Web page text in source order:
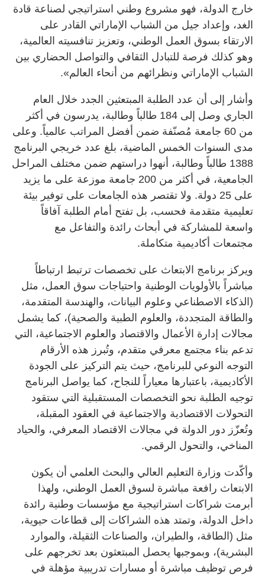
خارج الدولة، فهو مشروع وطني استراتيجي لصناعة قادة
الغد، وإعداد جيل من الشباب الإماراتي القادر على
الارتقاء بسوق العمل الوطني، وتعزيز تنافسيته العالمية،
وهو كذلك فرصة للتبادل الثقافي والتواصل الحضاري بين
الشباب الإماراتي ونظرائهم من أنحاء العالم».
وأشار إلى أن عدد الطلبة المبتعثين الجدد خلال العام
الجاري وصل إلى 184 طالباً وطالبة، يدرسون في أكثر
من 60 جامعة مُصنّفة ضمن أفضل المراتب عالمياً. وعلى
مدى السنوات الخمس الماضية، بلغ عدد خريجي البرنامج
1388 طالباً وطالبة، أنهوا دراستهم ضمن مختلف المراحل
الجامعية، في أكثر من 200 جامعة موزعة على ما يزيد
على 25 دولة. ولا تقتصر هذه الجامعات على توفير بيئة
تعليمية متقدمة فحسب، بل تفتح أمام الطلبة آفاقاً
واسعة للمشاركة في أبحاث رائدة والتفاعل مع
مجتمعات أكاديمية متكاملة.
ويركز برنامج الابتعاث على تخصصات ترتبط ارتباطاً
مباشراً بالأولويات الوطنية واحتياجات سوق العمل، مثل
(الذكاء الاصطناعي وعلوم البيانات، والهندسة المتقدمة،
والطاقة المتجددة، والعلوم الطبية والصحية)، كما يشمل
مجالات إدارة الأعمال والاقتصاد والعلوم الاجتماعية، التي
تدعم بناء مجتمع معرفي متقدم، وتُبرز هذه الأرقام
التوجه النوعي للبرنامج، حيث يتم التركيز على الجودة
الأكاديمية، باعتبارها معياراً للنجاح، كما يواصل البرنامج
توجيه الطلبة نحو التخصصات المستقبلية التي ستقود
التحولات الاقتصادية والاجتماعية في العقود المقبلة،
وتُعزّز دور الدولة في مجالات الاقتصاد المعرفي، والحياد
المناخي، والتحول الرقمي.
وأكّدت وزارة التعليم العالي والبحث العلمي أن يكون
الابتعاث رافعة مباشرة لسوق العمل الوطني، ولهذا
أبرمت شراكات استراتيجية مع مؤسسات وطنية رائدة
داخل الدولة، وتمتد هذه الشراكات إلى قطاعات حيوية،
مثل (الطاقة، والطيران، والصناعات الثقيلة، والموارد
البشرية)، وبموجبها يحصل المبتعثون بعد تخرجهم على
فرص توظيف مباشرة أو مسارات تدريبية مؤهلة في